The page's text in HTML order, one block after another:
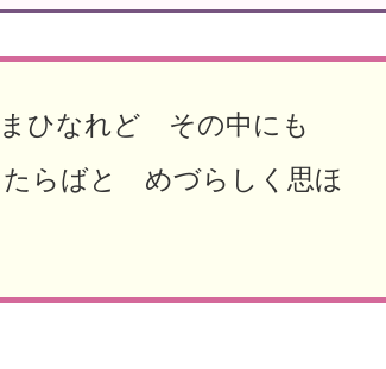
ひなれど その中にも
たらばと めづらしく思ほ